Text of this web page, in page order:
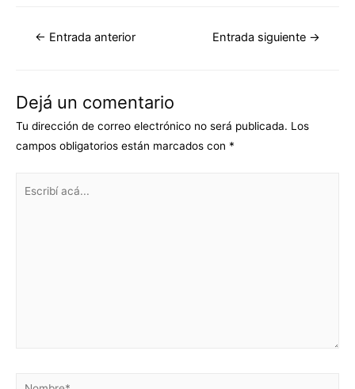
← Entrada anterior Entrada siguiente →
Dejá un comentario
Tu dirección de correo electrónico no será publicada. Los
campos obligatorios están marcados con *